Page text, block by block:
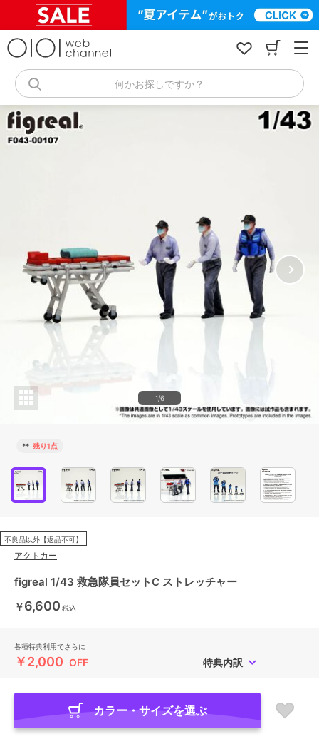
キ
何かお探しですか？
1/6
** 残り1点
不良品以外【返品不可】
アクトカー
figreal 1/43 救急隊員セットC ストレッチャー
￥6,600 税込
各種特典利用でさらに
￥2,000 OFF 特典内訳
カラー・サイズを選ぶ